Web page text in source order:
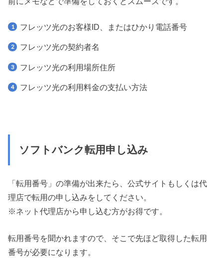
フレッツ光のお客様ID、またはひかり電話番号
フレッツ光の契約者名
フレッツ光の利用場所住所
フレッツ光の利用料金の支払い方法
ソフトバンク転用申し込み
「転用番号」の準備が出来たら、公式サイトもしくは代
理店で転用の申し込みをしてください。
※ネット代理店から申し込む方がお得です。
転用番号を聞かれますので、そこで先ほど取得した転用
番号が必要になります。